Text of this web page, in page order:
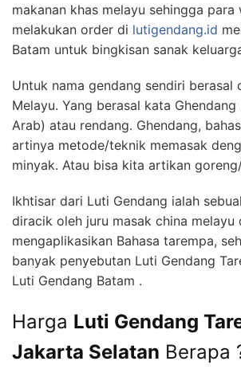
makanan khas melayu sehingga para
melakukan order di lutigendang.id
Batam untuk bingkisan sanak
Untuk nama gendang sendiri berasal
Melayu. Yang berasal kata
Arab) atau rendang. Ghendang,
artinya metode/teknik memasak
minyak. Atau bisa kita artikan
Ikhtisar dari Luti Gendang ialah
diracik oleh juru masak china melayu
mengaplikasikan Bahasa tarempa,
banyak penyebutan Luti Gendang
Luti Gendang Batam .
Harga Luti Gendang
Jakarta Selatan Berapa